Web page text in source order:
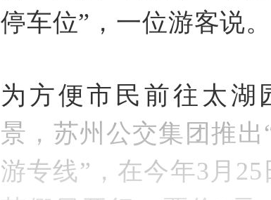
停车位”，一位游客说。
为方便市民前往太湖
景，苏州公交集团推
游专线”，在今年3月